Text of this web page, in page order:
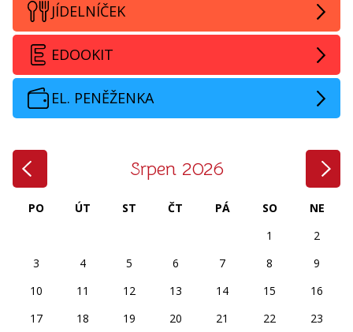
JÍDELNÍČEK
EDOOKIT
EL. PENĚŽENKA
Srpen 2026
PO ÚT ST ČT PÁ SO
NE
1
2
3
4 5 6 7 8
9
10
11 12 13 14 15
16
17
18 19 20 21 22
23